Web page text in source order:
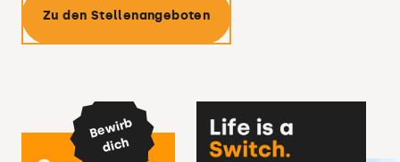
Zu den Stellenangeboten
B
e
wir
b
di
c
h